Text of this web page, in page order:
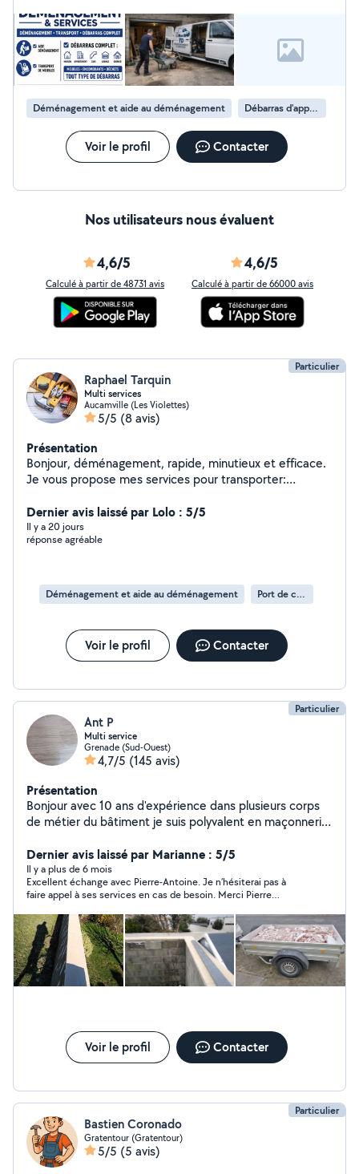
Déménagement et aide au déménagement Débarras d'appartement
Voir le profil Contacter
Nos utilisateurs nous évaluent
4,6/5
Calculé à partir de 48731 avis
4,6/5
Calculé à partir de 66000 avis
Particulier
Raphael Tarquin
Multi services
Aucamville (Les Violettes)
5/5 (8 avis)
Présentation
Bonjour, déménagement, rapide, minutieux et efficace.
Je vous propose mes services pour transporter:
surface, aide aux chargements et déchargement en cas
de besoin.. Contactez moi, n'hésitez pas à me laisser un
message qui sera traité rapidement. Merci et a bientôt
Dernier avis laissé par Lolo : 5/5
Il y a 20 jours
réponse agréable
Déménagement et aide au déménagement Port de cartons
Voir le profil Contacter
Particulier
Ant P
Multi service
Grenade (Sud-Ouest)
4,7/5 (145 avis)
Présentation
Bonjour avec 10 ans d'expérience dans plusieurs corps
de métier du bâtiment je suis polyvalent en maçonnerie,
tonte de pelouse, taille de haie, débroussaillage,élagage
et abattage d'arbre , évacuation gravat et dechet vert
ect... , Je suis disponible rapidement ponctuel et je
m'adapte à vos besoin
Dernier avis laissé par Marianne : 5/5
Il y a plus de 6 mois
Excellent échange avec Pierre-Antoine. Je n’hésiterai pas à
faire appel à ses services en cas de besoin. Merci Pierre
Voir le profil Contacter
Particulier
Bastien Coronado
Gratentour (Gratentour)
5/5 (5 avis)